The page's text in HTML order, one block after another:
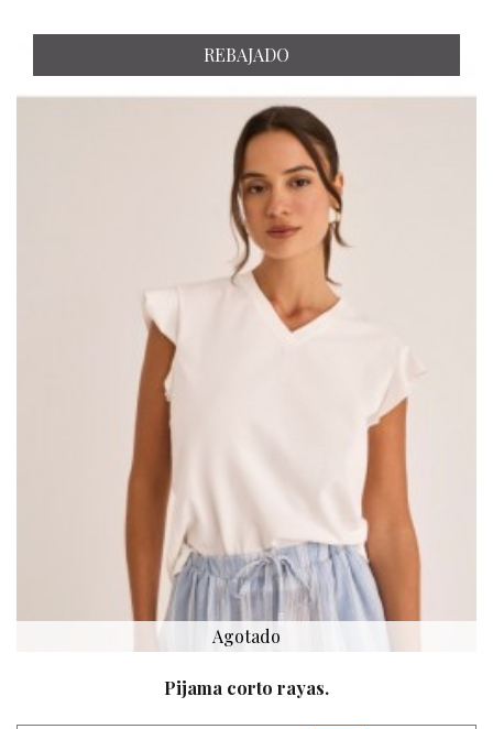
REBAJADO
Agotado
Pijama corto rayas.